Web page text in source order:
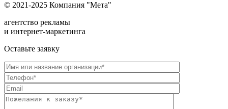
© 2021-2025 Компания "Мета"
агентство рекламы
и интернет-маркетинга
Оставьте заявку